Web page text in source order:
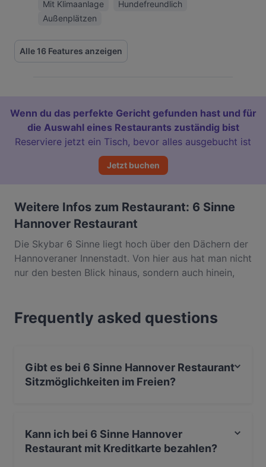
Mit Klimaanlage
Hundefreundlich
Außenplätzen
Alle 16 Features anzeigen
Wenn du das perfekte Gericht gefunden hast und für
die Auswahl eines Restaurants zuständig bist
Reserviere jetzt ein Tisch, bevor alles ausgebucht ist
Jetzt buchen
Weitere Infos zum Restaurant: 6 Sinne
Hannover Restaurant
Die Skybar 6 Sinne liegt hoch über den Dächern der
Hannoveraner Innenstadt. Von hier aus hat man nicht
nur den besten Blick hinaus, sondern auch hinein,
hervorragende italienische und regionale Küche
genießen Sie beim Sonnenuntergang und
vor allem eines: eine großartige Bereicherung der
Hannover Gastroszene.
Frequently asked questions
Gibt es bei 6 Sinne Hannover Restaurant
Sitzmöglichkeiten im Freien?
Kann ich bei 6 Sinne Hannover
Restaurant mit Kreditkarte bezahlen?